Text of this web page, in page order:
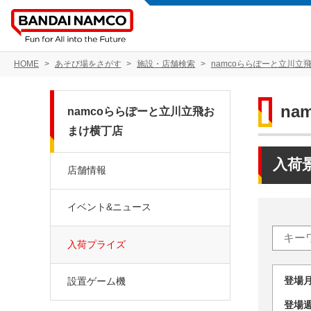
HOME あそび場をさがす 施設・店舗検索 namcoららぽーと立川立
入荷
登
登
namcoららぽーと立川立飛お
まけ横丁店
店舗情報
イベント&ニュース
入荷プライズ
設置ゲーム機